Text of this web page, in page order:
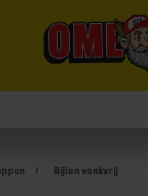
Bijlen vonkvrij